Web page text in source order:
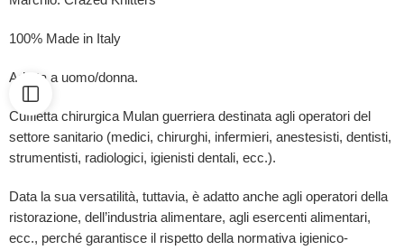
100% Made in Italy
Adatta a uomo/donna.
Cuffietta chirurgica Mulan guerriera destinata agli operatori del
settore sanitario (medici, chirurghi, infermieri, anestesisti, dentisti,
strumentisti, radiologici, igienisti dentali, ecc.).
Data la sua versatilità, tuttavia, è adatto anche agli operatori della
ristorazione, dell’industria alimentare, agli esercenti alimentari,
ecc., perché garantisce il rispetto della normativa igienico-